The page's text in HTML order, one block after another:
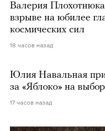
Валерия
взрыве на юбилее
космических сил
18 часов назад
Юлия Навальная
за «Яблоко» на
17 часов назад